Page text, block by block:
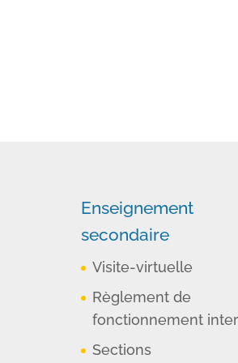
Enseignement
secondaire
Visite-virtuelle
Règlement de
fonctionnement
Sections